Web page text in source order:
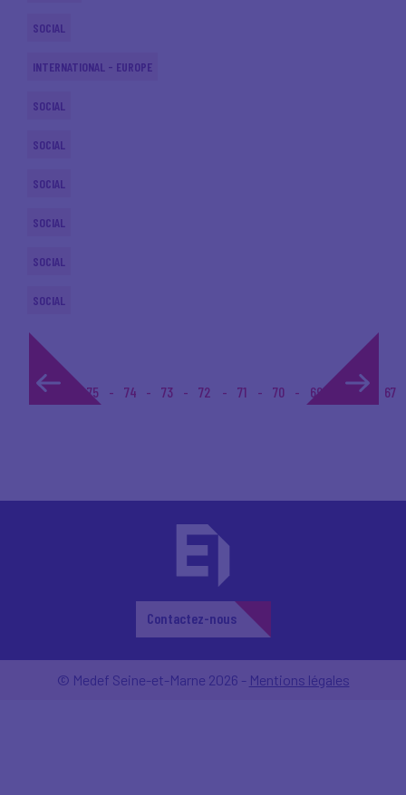
SOCIAL
INTERNATIONAL - EUROPE
SOCIAL
SOCIAL
SOCIAL
SOCIAL
SOCIAL
SOCIAL
1... 75 74 73 72 71 70 69 68 67
Contactez-nous
© Medef Seine-et-Marne 2026 - Mentions légales